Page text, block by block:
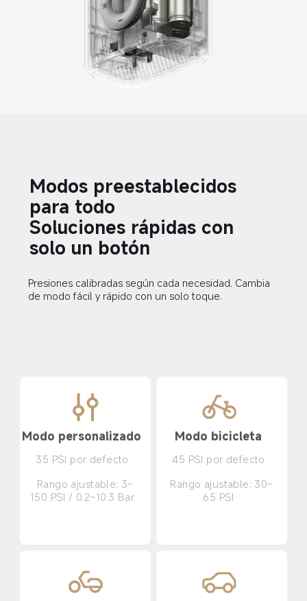
Modos preestablecidos
para todo
Soluciones rápidas con
solo un botón
Presiones calibradas según cada necesidad. Cambia
de modo fácil y rápido con un solo toque.
Modo personalizado
35 PSI por defecto
Rango ajustable: 3–
150 PSI / 0.2–10.3 Bar
Modo bicicleta
45 PSI por defecto
Rango ajustable: 30–
65 PSI